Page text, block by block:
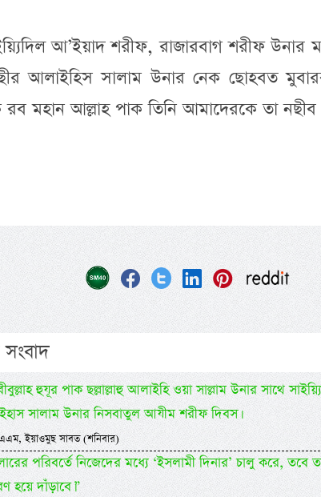
আ’ইয়াদ শরীফ, রাজারবাগ শরীফ উনার
আলাইহিস সালাম উনার নেক ছোহবত
রব মহান আল্লাহ পাক তিনি আমাদেরকে তা
হুযূর পাক ছল্লাল্লাহু আলাইহি ওয়া সাল্লাম উনার সাথে
সালাম উনার নিসবাতুল আযীম শরীফ দিবস।
ইয়াওমুছ সাবত (শনিবার)
পরিবর্তে নিজেদের মধ্যে ‘ইসলামী দিনার’ চালু করে, তবে
হয়ে দাঁড়াবে।”